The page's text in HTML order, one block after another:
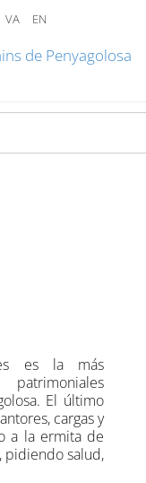
VA EN
es la más
El último
cargas y
a la ermita de
pidiendo salud,